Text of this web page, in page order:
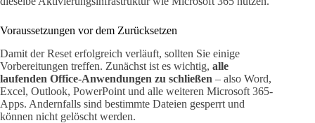
Voraussetzungen vor dem Zurücksetzen
Damit der Reset erfolgreich verläuft, sollten Sie einige
Vorbereitungen treffen. Zunächst ist es wichtig, alle
laufenden Office-Anwendungen zu schließen – also Word,
Excel, Outlook, PowerPoint und alle weiteren Microsoft 365-
Apps. Andernfalls sind bestimmte Dateien gesperrt und
können nicht gelöscht werden.